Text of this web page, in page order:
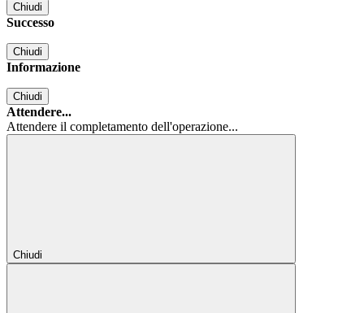
Chiudi
Successo
Chiudi
Informazione
Chiudi
Attendere...
Attendere il completamento dell'operazione...
Chiudi